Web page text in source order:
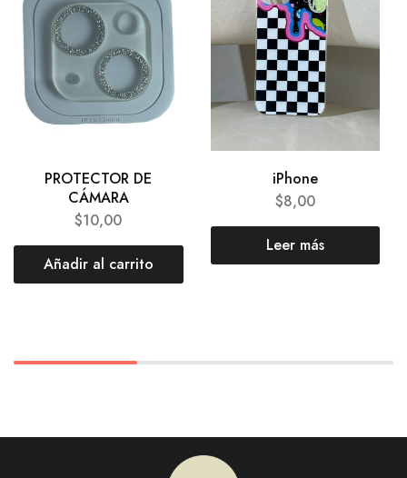
PROTECTOR DE
CÁMARA
$10,00
Añadir al carrito
iPhone
$8,00
Leer más